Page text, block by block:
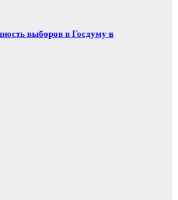
выборов в Госдуму в